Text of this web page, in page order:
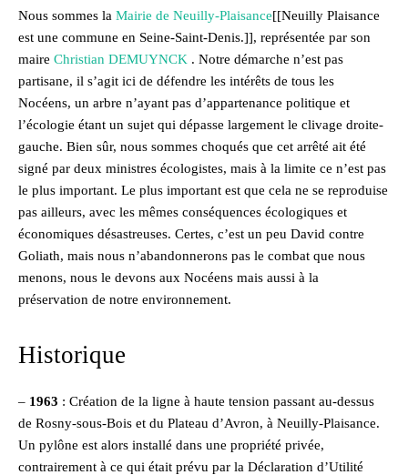
Nous sommes la Mairie de Neuilly-Plaisance[[Neuilly Plaisance
est une commune en Seine-Saint-Denis.]], représentée par son
maire Christian DEMUYNCK . Notre démarche n’est pas
partisane, il s’agit ici de défendre les intérêts de tous les
Nocéens, un arbre n’ayant pas d’appartenance politique et
l’écologie étant un sujet qui dépasse largement le clivage droite-
gauche. Bien sûr, nous sommes choqués que cet arrêté ait été
signé par deux ministres écologistes, mais à la limite ce n’est pas
le plus important. Le plus important est que cela ne se reproduise
pas ailleurs, avec les mêmes conséquences écologiques et
économiques désastreuses. Certes, c’est un peu David contre
Goliath, mais nous n’abandonnerons pas le combat que nous
menons, nous le devons aux Nocéens mais aussi à la
préservation de notre environnement.
Historique
– 1963 : Création de la ligne à haute tension passant au-dessus
de Rosny-sous-Bois et du Plateau d’Avron, à Neuilly-Plaisance.
Un pylône est alors installé dans une propriété privée,
contrairement à ce qui était prévu par la Déclaration d’Utilité